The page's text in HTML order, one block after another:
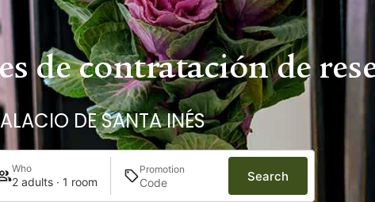
de contratación de
DE SANTA INÉS
Who
2 adults · 1 room
Promotion Search